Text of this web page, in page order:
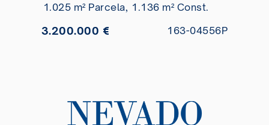
1.025 m² Parcela, 1.136 m² Const.
3.200.000 € 163-04556P